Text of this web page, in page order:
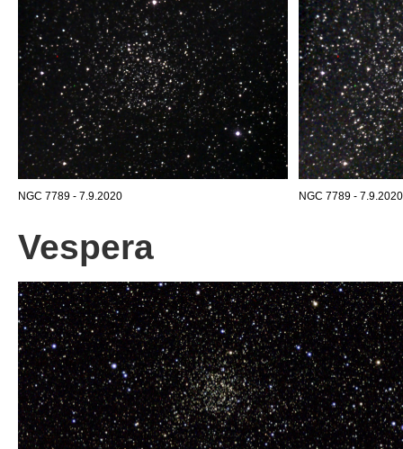
NGC 7789 - 7.9.2020 NGC 7789 -
Vespera